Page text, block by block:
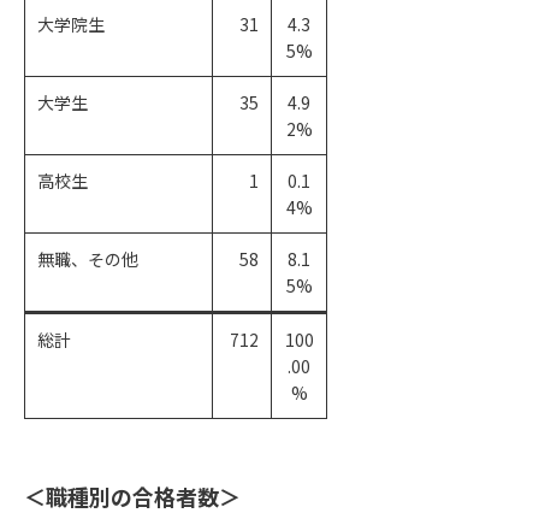
総計 712
100
.00
%
大学院生 31
4.3
5%
大学生 35
4.9
2%
高校生 1
0.1
4%
無職、その他 58
8.1
5%
＜職種別の合格者数＞